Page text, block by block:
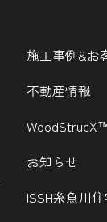
施工事例&お
不動産情報
お知らせ
ISSH糸魚川